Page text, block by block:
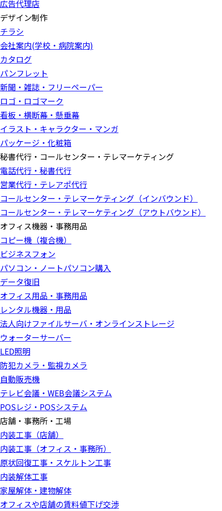
広告代理店
デザイン制作
チラシ
会社案内(学校・病院案内)
カタログ
パンフレット
新聞・雑誌・フリーペーパー
ロゴ・ロゴマーク
看板・横断幕・懸垂幕
イラスト・キャラクター・マンガ
パッケージ・化粧箱
秘書代行・コールセンター・テレマーケティング
電話代行・秘書代行
営業代行・テレアポ代行
コールセンター・テレマーケティング（インバウンド）
コールセンター・テレマーケティング（アウトバウンド）
オフィス機器・事務用品
コピー機（複合機）
ビジネスフォン
パソコン・ノートパソコン購入
データ復旧
オフィス用品・事務用品
レンタル機器・用品
法人向けファイルサーバ・オンラインストレージ
ウォーターサーバー
LED照明
防犯カメラ・監視カメラ
自動販売機
テレビ会議・WEB会議システム
POSレジ・POSシステム
店舗・事務所・工場
内装工事（店舗）
内装工事（オフィス・事務所）
原状回復工事・スケルトン工事
内装解体工事
家屋解体・建物解体
オフィスや店舗の賃料値下げ交渉